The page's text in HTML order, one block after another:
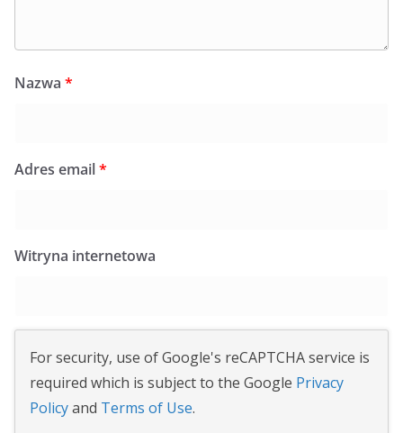
Nazwa *
Adres email*
Witryna internetowa
For security, use of Google's reCAPTCHA service is
required which is subject to the Google Privacy
Policyand Terms of Use.